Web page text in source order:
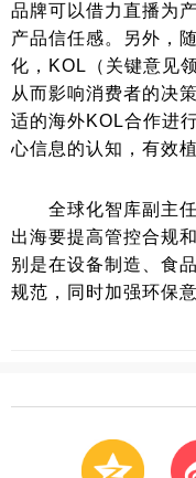
品牌可以借力直播为
产品信任感。另外，
化，KOL（关键意见
从而影响消费者的决
适的海外KOL合作进
心信息的认知，有效
全球化智库副主
出海要提高管控合规
别是在设备制造、食
规范，同时加强环保